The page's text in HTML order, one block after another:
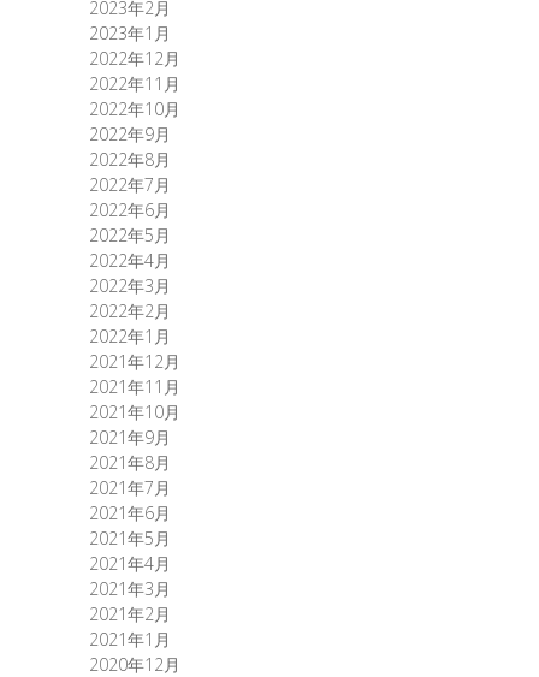
2023年2月
2023年1月
2022年12月
2022年11月
2022年10月
2022年9月
2022年8月
2022年7月
2022年6月
2022年5月
2022年4月
2022年3月
2022年2月
2022年1月
2021年12月
2021年11月
2021年10月
2021年9月
2021年8月
2021年7月
2021年6月
2021年5月
2021年4月
2021年3月
2021年2月
2021年1月
2020年12月